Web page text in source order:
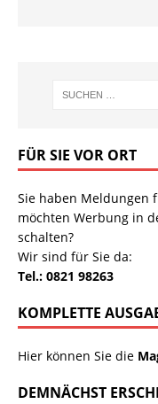
FÜR SIE VOR ORT
Sie haben Meldungen
möchten Werbung in
schalten?
Wir sind für Sie da:
Tel.: 0821 98263
KOMPLETTE
Hier können Sie die
DEMNÄCHST